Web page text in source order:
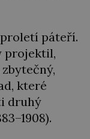
páteří.
projektil,
které
druhý